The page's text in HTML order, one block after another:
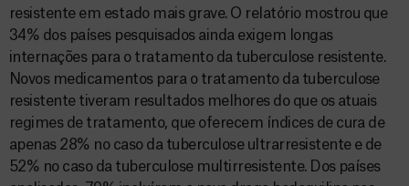
resistente em estado mais grave. O relatório mostrou que
34% dos países pesquisados ainda exigem longas
internações para o tratamento da tuberculose resistente.
Novos medicamentos para o tratamento da tuberculose
resistente tiveram resultados melhores do que os atuais
regimes de tratamento, que oferecem índices de cura de
apenas 28% no caso da tuberculose ultrarresistente e de
52% no caso da tuberculose multirresistente. Dos países